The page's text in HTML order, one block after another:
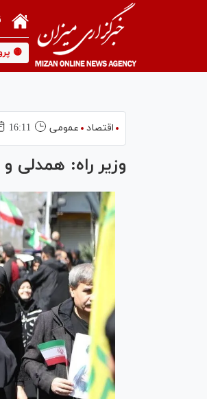
🟡
اقتصاد عمومی 16:11
وزیر راه: همدلی